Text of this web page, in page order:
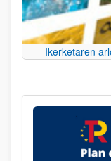
Ikerketaren